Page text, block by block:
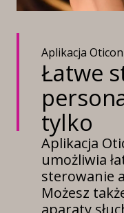
Aplikacja
Łatwe
tylko
Aplikacja
umożliwia
sterowanie
Możesz
aparaty